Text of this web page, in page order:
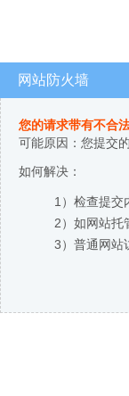
网站防火墙
您的请求带有不合
可能原因：您提交
如何解决：
1）检查提交
2）如网站托
3）普通网站